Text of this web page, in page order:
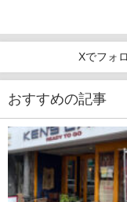
Xでフォ
おすすめの記事